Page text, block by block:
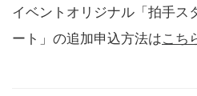
イベントオリジナル「拍手ス
ート」の追加申込方法はこち